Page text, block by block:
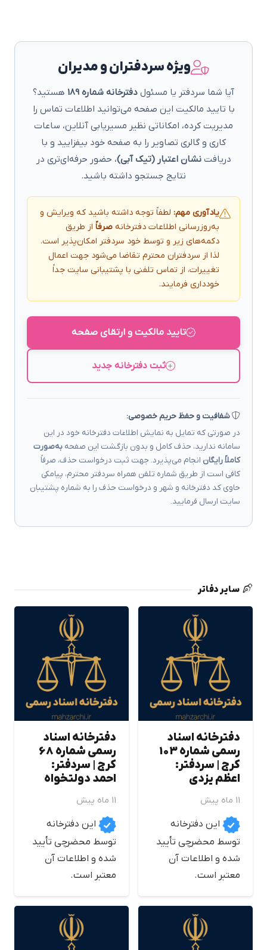
ویژه سردفتران و مدیران
آیا شما سردفتر یا مسئول دفترخانه شماره 189
هستید؟
با تایید مالکیت این صفحه می‌توانید اطلاعات تماس را
مدیریت کرده، امکاناتی نظیر مسیریابی آنلاین، ساعات
کاری و گالری تصاویر را به صفحه خود بیفزایید و با
دریافتنشان اعتبار (تیک آبی)، حضور حرفه‌ای‌تری در
نتایج جستجو داشته باشید.
یادآوری مهم: لطفاً توجه داشته باشید که ویرایش و
به‌روزرسانی اطلاعات دفترخانه صرفاً از طریق
دکمه‌های زیر و توسط خود سردفتر امکان‌پذیر است.
لذا از سردفتران محترم تقاضا می‌شود جهت اعمال
تغییرات، از تماس تلفنی با پشتیبانی سایت جداً
خودداری فرمایند.
تایید مالکیت و ارتقای صفحه
ثبت دفترخانه جدید
شفافیت و حفظ حریم خصوصی:
در صورتی که تمایل به نمایش اطلاعات دفترخانه خود در این
سامانه ندارید، حذف کامل و بدون بازگشت این صفحه به‌صورت
کاملاً رایگان انجام می‌پذیرد. جهت ثبت درخواست حذف، صرفاً
کافی است از طریق شماره تلفن همراه سردفتر محترم، پیامکی
حاوی کد دفترخانه و شهر و درخواست حذف را به شماره پشتیبان
سایت ارسال فرمایید.
سایر دفاتر
دفترخانه اسناد
رسمی شماره 103
كرج | سردفتر:
اعظم یزدی
11 ماه پیش
این دفترخانه
توسط محضرچی تأیید
شده و اطلاعات آن
معتبر است.
دفترخانه اسناد
رسمی شماره 68
كرج | سردفتر:
احمد دولتخواه
11 ماه پیش
این دفترخانه
توسط محضرچی تأیید
شده و اطلاعات آن
معتبر است.